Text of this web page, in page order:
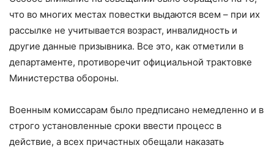
что во многих местах повестки выдаются всем – при их
рассылке не учитывается возраст, инвалидность и
другие данные призывника. Все это, как отметили в
департаменте, противоречит официальной трактовке
Министерства обороны.
Военным комиссарам было предписано немедленно и в
строго установленные сроки ввести процесс в
действие, а всех причастных обещали наказать